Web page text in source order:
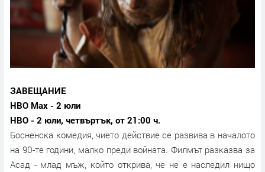
ЗАВЕЩАНИЕ
HBO Max - 2 юли
HBO - 2 юли, четвъртък, от 21:00 ч.
Босненска комедия, чието действие се развива в началото
на 90-те години, малко преди войната. Филмът разказва за
Асад - млад мъж, който открива, че не е наследил нищо